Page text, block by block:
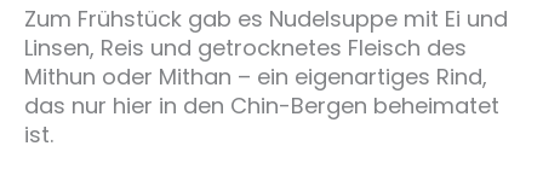
Zum Frühstück gab es Nudelsuppe mit Ei und
Linsen, Reis und getrocknetes Fleisch des
Mithun oder Mithan – ein eigenartiges Rind,
das nur hier in den Chin-Bergen beheimatet
ist.